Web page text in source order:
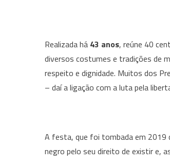
Realizada há 43 anos, reúne 40
diversos costumes e tradições de
respeito e dignidade. Muitos dos
– daí a ligação com a luta pela
A festa, que foi tombada em 2019
negro pelo seu direito de existir e,